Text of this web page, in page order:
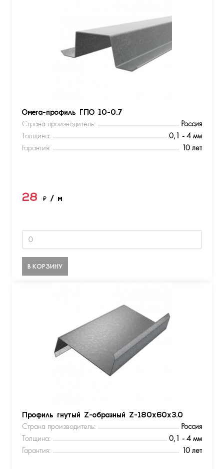
Омега-профиль ГПО 10-0.7
Страна производитель:
Россия
Толщина:
0,1 - 4 мм
Гарантия:
10 лет
28 ₽ / м
В КОРЗИНУ
Профиль гнутый Z-образный Z-180х60х3.0
Страна производитель:
Россия
Толщина:
0,1 - 4 мм
Гарантия:
10 лет